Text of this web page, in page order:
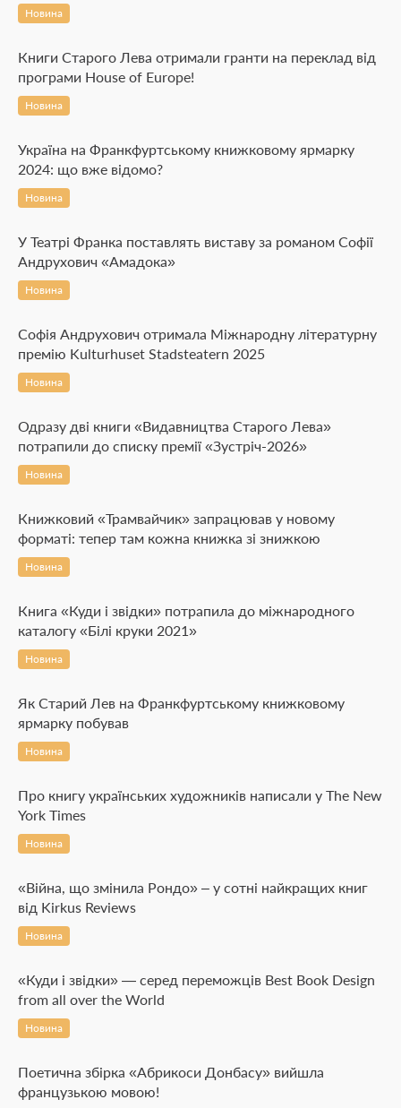
Новина
Книги Старого Лева отримали гранти на переклад від
програми House of Europe!
Новина
Україна на Франкфуртському книжковому ярмарку
2024: що вже відомо?
Новина
У Театрі Франка поставлять виставу за романом Софії
Андрухович «Амадока»
Новина
Софія Андрухович отримала Міжнародну літературну
премію Kulturhuset Stadsteatern 2025
Новина
Одразу дві книги «Видавництва Старого Лева»
потрапили до списку премії «Зустріч-2026»
Новина
Книжковий «Трамвайчик» запрацював у новому
форматі: тепер там кожна книжка зі знижкою
Новина
Книга «Куди і звідки» потрапила до міжнародного
каталогу «Білі круки 2021»
Новина
Як Старий Лев на Франкфуртському книжковому
ярмарку побував
Новина
Про книгу українських художників написали у The New
York Times
Новина
«Війна, що змінила Рондо» – у сотні найкращих книг
від Kirkus Reviews
Новина
«Куди і звідки» — серед переможців Best Book Design
from all over the World
Новина
Поетична збірка «Абрикоси Донбасу» вийшла
французькою мовою!